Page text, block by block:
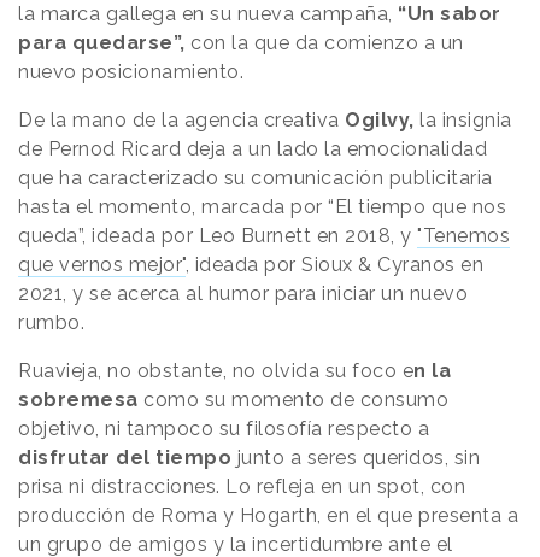
la marca gallega en su nueva campaña, “Un sabor
para quedarse”, con la que da comienzo a un
nuevo posicionamiento.
De la mano de la agencia creativa Ogilvy, la insignia
de Pernod Ricard deja a un lado la emocionalidad
que ha caracterizado su comunicación publicitaria
hasta el momento, marcada por “El tiempo que nos
queda”, ideada por Leo Burnett en 2018, y "Tenemos
que vernos mejor", ideada por Sioux & Cyranos en
2021, y se acerca al humor para iniciar un nuevo
rumbo.
Ruavieja, no obstante, no olvida su foco en la
sobremesa como su momento de consumo
objetivo, ni tampoco su filosofía respecto a
disfrutar del tiempo junto a seres queridos, sin
prisa ni distracciones. Lo refleja en un spot, con
producción de Roma y Hogarth, en el que presenta a
un grupo de amigos y la incertidumbre ante el